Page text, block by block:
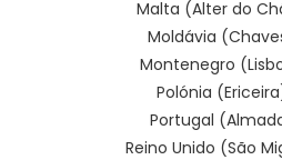
Malta (Alter do
Moldávia
Montenegro
Polónia
Portugal
Reino Unido (São